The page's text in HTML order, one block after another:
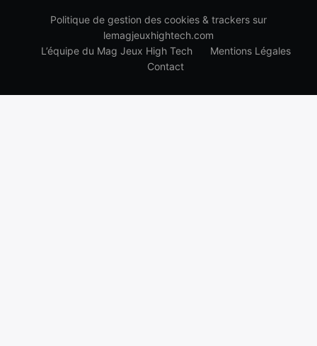
Politique de gestion des cookies & trackers sur
lemagjeuxhightech.com
L’équipe du Mag Jeux High Tech
Mentions Légales
Contact